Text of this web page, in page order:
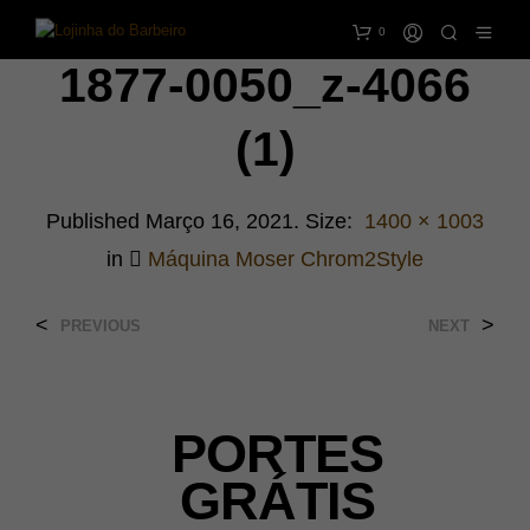
0
1877-0050_z-4066
(1)
Published Março 16, 2021. Size: 1400 × 1003
in
Máquina Moser Chrom2Style
< PREVIOUS NEXT >
PORTES
GRÁTIS